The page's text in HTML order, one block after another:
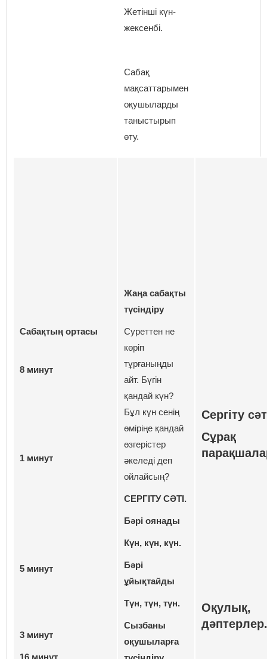
Жетінші күн-
жексенбі.
Сабақ
мақсаттарымен
оқушыларды
таныстырып
өту.
Сабақтың ортасы
8 минут
1 минут
5 минут
3 минут
16 минут
Жаңа сабақты
түсіндіру
Суреттен не
көріп
тұрғаныңды
айт. Бүгін
қандай күн?
Бұл күн сенің
өміріңе қандай
өзгерістер
әкеледі деп
ойлайсың?
СЕРГІТУ СӘТІ.
Бәрі оянады
Күн, күн, күн.
Бәрі
ұйықтайды
Түн, түн, түн.
Сызбаны
оқушыларға
Сергіту
Сұрақ
Оқулық,
дәптерлер.